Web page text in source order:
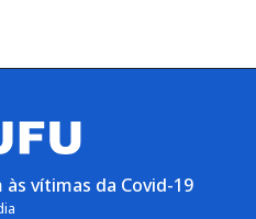
vítimas da Covid-19